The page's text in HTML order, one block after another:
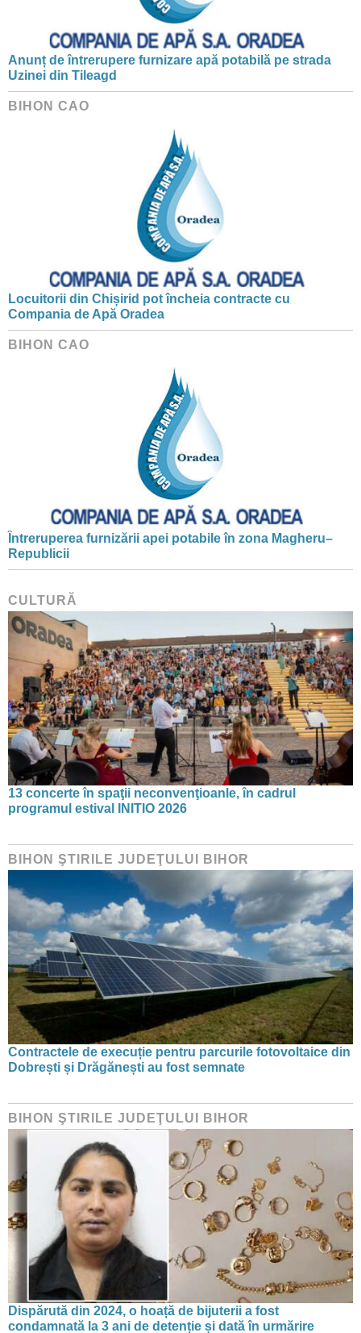
Anunț de întrerupere furnizare apă potabilă pe strada
Uzinei din Tileagd
BIHON CAO
Locuitorii din Chișirid pot încheia contracte cu
Compania de Apă Oradea
BIHON CAO
Întreruperea furnizării apei potabile în zona Magheru–
Republicii
CULTURĂ
13 concerte în spaţii neconvenţioanle, în cadrul
programul estival INITIO 2026
BIHON ŞTIRILE JUDEŢULUI BIHOR
Contractele de execuție pentru parcurile fotovoltaice din
Dobrești și Drăgănești au fost semnate
BIHON ŞTIRILE JUDEŢULUI BIHOR
Dispărută din 2024, o hoață de bijuterii a fost
condamnată la 3 ani de detenție și dată în urmărire